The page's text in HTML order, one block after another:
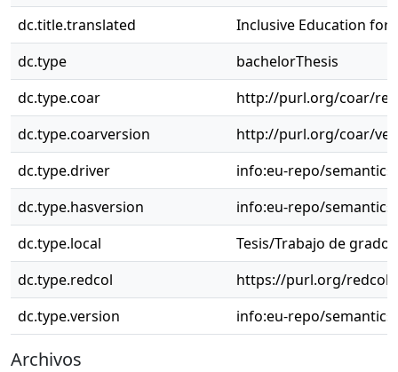
dc.title.translated
Inclusive Education for
dc.type
bachelorThesis
dc.type.coar
http://purl.org/coar/
dc.type.coarversion
http://purl.org/coar/
dc.type.driver
info:eu-repo/
dc.type.hasversion
info:eu-repo/
dc.type.local
Tesis/Trabajo de grado
dc.type.redcol
https://purl.org/redcol/
dc.type.version
info:eu-repo/
Archivos